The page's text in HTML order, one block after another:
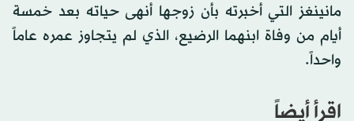
مانينغز التي أخبرته بأن زوجها أنهى حياته بعد خمسة
أيام من وفاة ابنهما الرضيع، الذي لم يتجاوز عمره عاماً
واحداً.
اقرأ أيضاً